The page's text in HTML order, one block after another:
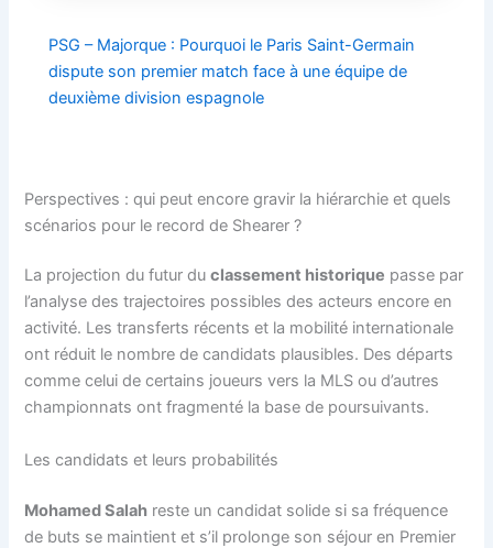
PSG – Majorque : Pourquoi le Paris Saint-Germain
dispute son premier match face à une équipe de
deuxième division espagnole
Perspectives : qui peut encore gravir la hiérarchie et quels
scénarios pour le record de Shearer ?
La projection du futur duclassement historique passe par
l’analyse des trajectoires possibles des acteurs encore en
activité. Les transferts récents et la mobilité internationale
ont réduit le nombre de candidats plausibles. Des départs
comme celui de certains joueurs vers la MLS ou d’autres
championnats ont fragmenté la base de poursuivants.
Les candidats et leurs probabilités
Mohamed Salah reste un candidat solide si sa fréquence
de buts se maintient et s’il prolonge son séjour en Premier